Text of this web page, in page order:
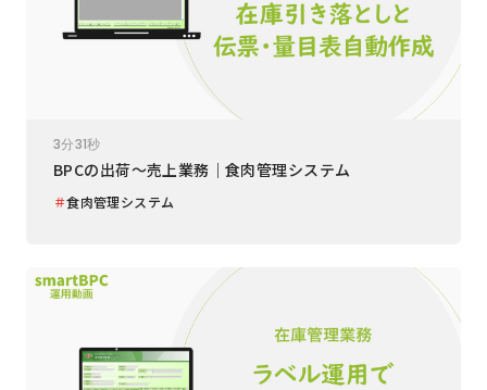
3分31秒
BPCの出荷～売上業務｜食肉管理システム
＃食肉管理システム